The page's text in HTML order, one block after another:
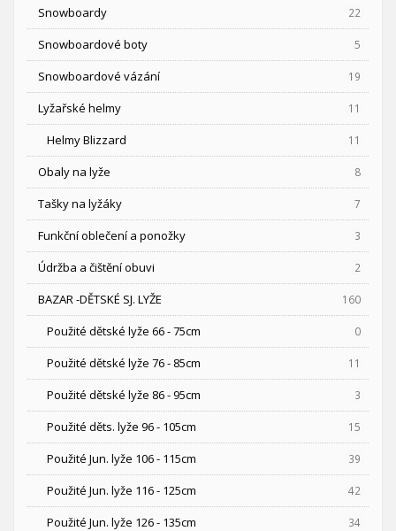
Snowboardy 22
Snowboardové boty 5
Snowboardové vázání 19
Lyžařské helmy 11
Helmy Blizzard 11
Obaly na lyže 8
Tašky na lyžáky 7
Funkční oblečení a ponožky 3
Údržba a čištění obuvi 2
BAZAR -DĚTSKÉ SJ. LYŽE 160
Použité dětské lyže 66 - 75cm 0
Použité dětské lyže 76 - 85cm 11
Použité dětské lyže 86 - 95cm 3
Použité děts. lyže 96 - 105cm 15
Použité Jun. lyže 106 - 115cm 39
Použité Jun. lyže 116 - 125cm 42
Použité Jun. lyže 126 - 135cm 34